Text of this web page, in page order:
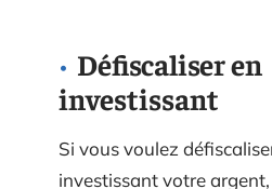
Défiscaliser en
investissant
Si vous voulez
investissant votre